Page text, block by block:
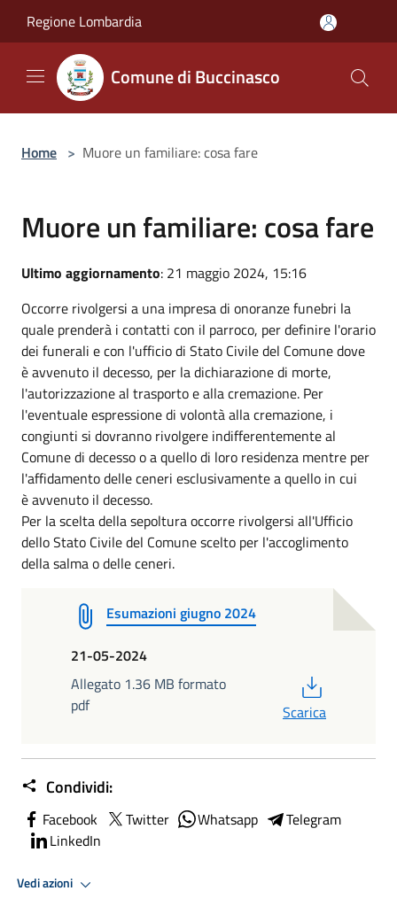
Regione Lombardia
Comune di Buccinasco
Home > Muore un familiare: cosa fare
Muore un familiare: cosa fare
Ultimo aggiornamento: 21 maggio 2024, 15:16
Occorre rivolgersi a una impresa di onoranze funebri la
quale prenderà i contatti con il parroco, per definire l'orario
dei funerali e con l'ufficio di Stato Civile del Comune dove
è avvenuto il decesso, per la dichiarazione di morte,
l'autorizzazione al trasporto e alla cremazione. Per
l'eventuale espressione di volontà alla cremazione, i
congiunti si dovranno rivolgere indifferentemente al
Comune di decesso o a quello di loro residenza mentre per
l'affidamento delle ceneri esclusivamente a quello in cui
è avvenuto il decesso.
Per la scelta della sepoltura occorre rivolgersi all'Ufficio
dello Stato Civile del Comune scelto per l'accoglimento
della salma o delle ceneri.
Esumazioni giugno 2024
21-05-2024
Allegato 1.36 MB formato
pdf
Scarica
Condividi:
Facebook Twitter Whatsapp
Telegram
LinkedIn
Vedi azioni